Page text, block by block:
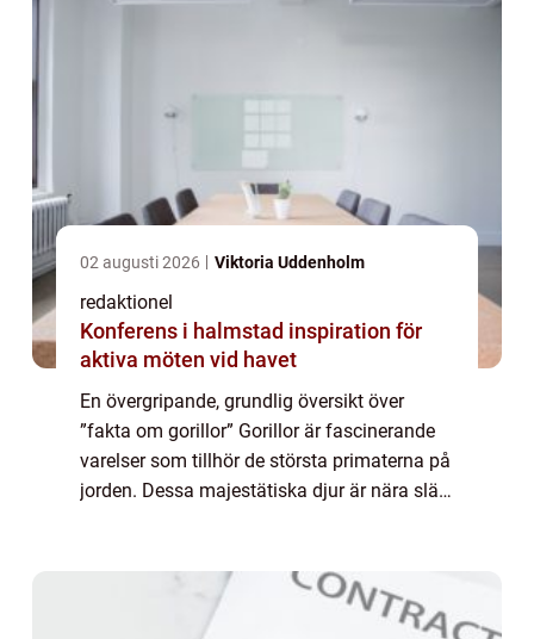
02 augusti 2026 Viktoria Uddenholm
redaktionel
Konferens i halmstad inspiration för
aktiva möten vid havet
En övergripande, grundlig översikt över
”fakta om gorillor” Gorillor är fascinerande
varelser som tillhör de största primaterna på
jorden. Dessa majestätiska djur är nära släkt